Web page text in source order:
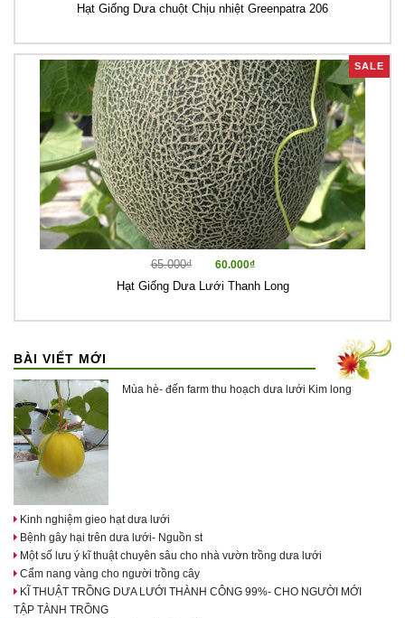
Hạt Giống Dưa chuột Chịu nhiệt Greenpatra 206
SALE
65.000₫ 60.000₫
Hạt Giống Dưa Lưới Thanh Long
BÀI VIẾT MỚI
Mùa hè- đến farm thu hoạch dưa lưới Kim long
Kinh nghiệm gieo hạt dưa lưới
Bệnh gây hại trên dưa lưới- Nguồn st
Một số lưu ý kĩ thuật chuyên sâu cho nhà vườn trồng dưa lưới
Cẩm nang vàng cho người trồng cây
KĨ THUẬT TRỒNG DƯA LƯỚI THÀNH CÔNG 99%- CHO NGƯỜI MỚI
TẬP TÀNH TRỒNG